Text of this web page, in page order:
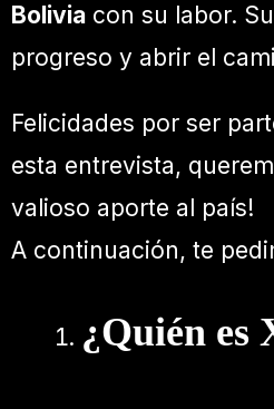
Bolivia con su labor.
progreso y abrir el
Felicidades por ser
esta entrevista,
valioso aporte al país!
A continuación, te
¿Quién es